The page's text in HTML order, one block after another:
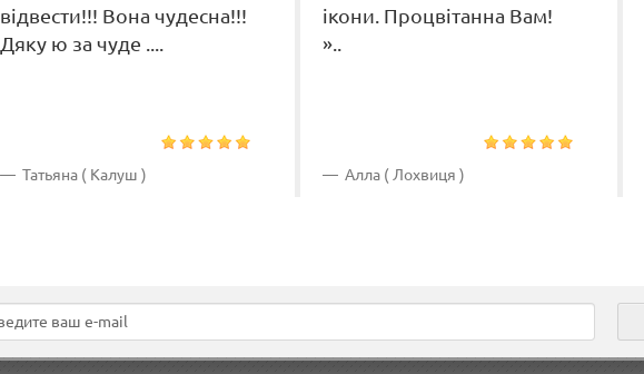
відвести!!! Вона чудесна!!!
Дяку ю за чуде ....
Татьяна ( Калуш )
ікони. Процвітанна Вам!
»..
Алла ( Лохвиця )